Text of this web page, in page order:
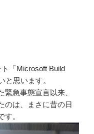
「Microsoft Build
と思います。
急事態宣言以来、
のは、まさに昔の日
。